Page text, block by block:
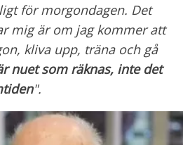
för morgondagen. Det
mig är om jag kommer att
kliva upp, träna och gå
nuet som räknas, inte det
".